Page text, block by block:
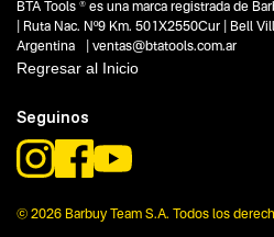
3 HP
Funcion o uso
No items found.
100 Lts
BTA Tools ® es una marca registrada de
| Ruta Nac. Nº9 Km. 501X2550Cur | Bell
Argentina | ventas@btatools.com.ar
Regresar al Inicio
Seguinos
© 2026 Barbuy Team S.A. Todos los